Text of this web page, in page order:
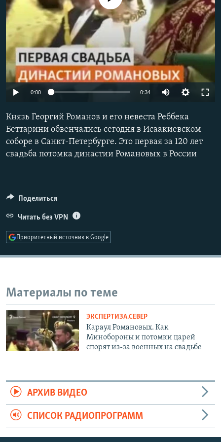
РАСПИСАНИЕ ВЕЩАНИЯ
ПОДПИШИТЕСЬ НА РАССЫЛКУ
СОЦИАЛЬНЫЕ СЕТИ
Все сайты РСЕ/РС
0:00 0:34
Князь Георгий Романов и его невеста Реббека
Беттарини обвенчались сегодня в Исаакиевском
соборе в Санкт-Петербурге. Это первая за 120 лет
свадьба потомка династии Романовых в России
Поделиться
Читать без VPN
Приоритетный источник в Google
Материалы по теме
ЭКСПЕРТИЗА.СЕВЕР
Караул Романовых. Как
Минобороны и потомки царей
спорят из-за военных на свадьбе
АРХИВ ВИДЕО
СПИСОК РАДИОПРОГРАММ